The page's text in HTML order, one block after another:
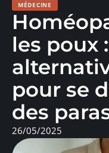
MÉDECINE
les poux
pour se
des
26/05/2025